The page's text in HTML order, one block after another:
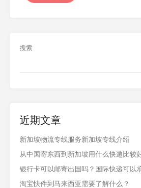
搜索
近期文章
新加坡物流专线服务新加坡专线介绍
从中国寄东西到新加坡用什么快递比较
银行卡可以邮寄出国吗？国际快递可以
淘宝快件到马来西亚需要了解什么？